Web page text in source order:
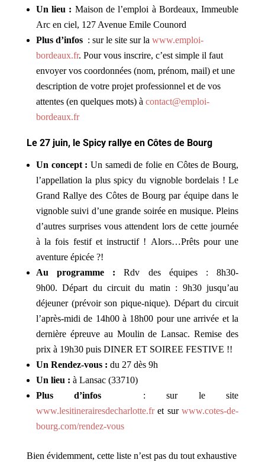
Un lieu : Maison de l’emploi à Bordeaux, Immeuble
Arc en ciel, 127 Avenue Emile Counord
Plus d’infos: sur le site sur la www.emploi-
bordeaux.fr. Pour vous inscrire, c’est simple il faut
envoyer vos coordonnées (nom, prénom, mail) et une
description de votre projet professionnel et de vos
attentes (en quelques mots) à contact@emploi-
bordeaux.fr
Le 27 juin, le Spicy rallye en Côtes de Bourg
Un concept :Un samedi de folie en Côtes de Bourg,
l’appellation la plus spicy du vignoble bordelais ! Le
Grand Rallye des Côtes de Bourg par équipe dans le
vignoble suivi d’une grande soirée en musique. Pleins
d’autres surprises vous attendent lors de cette journée
à la fois festif et instructif ! Alors…Prêts pour une
aventure épicée ?!
Au programme : Rdv des équipes : 8h30-
9h00. Départ du circuit du matin : 9h30 jusqu’au
déjeuner (prévoir son pique-nique). Départ du circuit
l’après-midi de 14h00 à 18h00 pour une arrivée et la
dernière épreuve au Moulin de Lansac. Remise des
prix à 19h30 puis DINER ET SOIREE FESTIVE !!
Un Rendez-vous : du 27 dès 9h
Un lieu : à Lansac (33710)
Plus d’infos : sur le site
www.lesitinerairesdecharlotte.fret surwww.cotes-de-
bourg.com/rendez-vous
Bien évidemment, cette liste n’est pas du tout exhaustive